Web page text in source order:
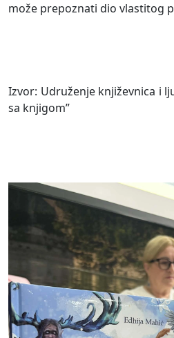
može prepoznati dio vlastitog
Izvor: Udruženje književnica i
sa knjigom”